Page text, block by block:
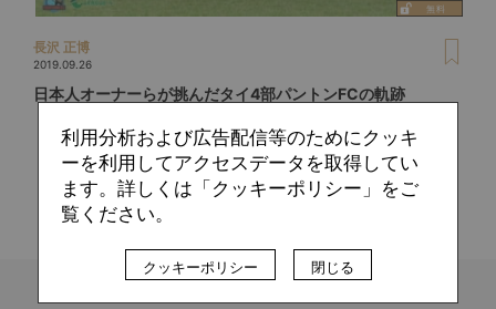
長沢 正博
2019.09.26
日本人オーナーらが挑んだタイ4部パントンFCの軌跡
利用分析および広告配信等のためにクッキ
ーを利用してアクセスデータを取得してい
ます。詳しくは「クッキーポリシー」をご
覧ください。
クッキーポリシー 閉じる